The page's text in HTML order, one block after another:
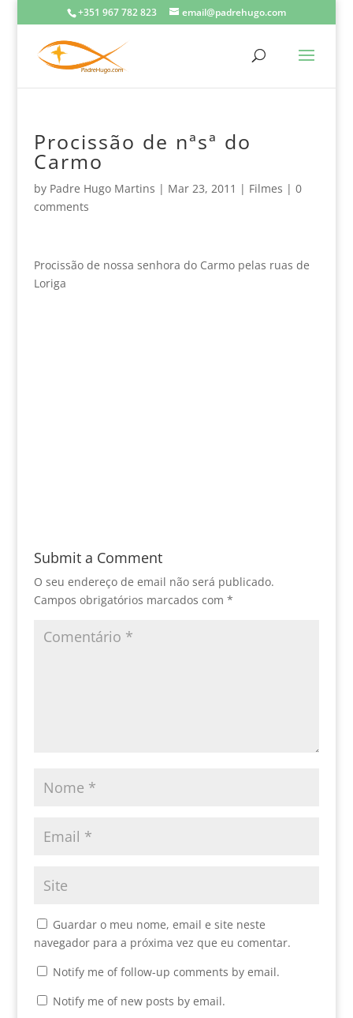
+351 967 782 823 email@padrehugo.com
Procissão de nªsª do
Carmo
by Padre Hugo Martins | Mar 23, 2011 | Filmes | 0
comments
Procissão de nossa senhora do Carmo pelas ruas de
Loriga
Submit a Comment
O seu endereço de email não será publicado.
Campos obrigatórios marcados com *
Guardar o meu nome, email e site neste
navegador para a próxima vez que eu comentar.
Notify me of follow-up comments by email.
Notify me of new posts by email.